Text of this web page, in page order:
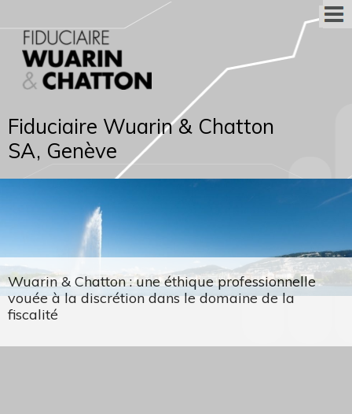
Fiduciaire Wuarin & Chatton
SA, Genève
Wuarin & Chatton : une éthique professionnelle
vouée à la discrétion dans le domaine de la
fiscalité